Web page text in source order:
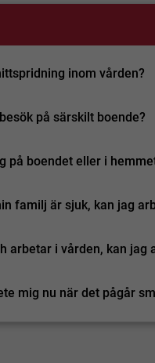
inom vården?
på särskilt boende?
på boendet eller i
familj är sjuk, kan jag
arbetar i vården, kan jag
mig nu när det pågår